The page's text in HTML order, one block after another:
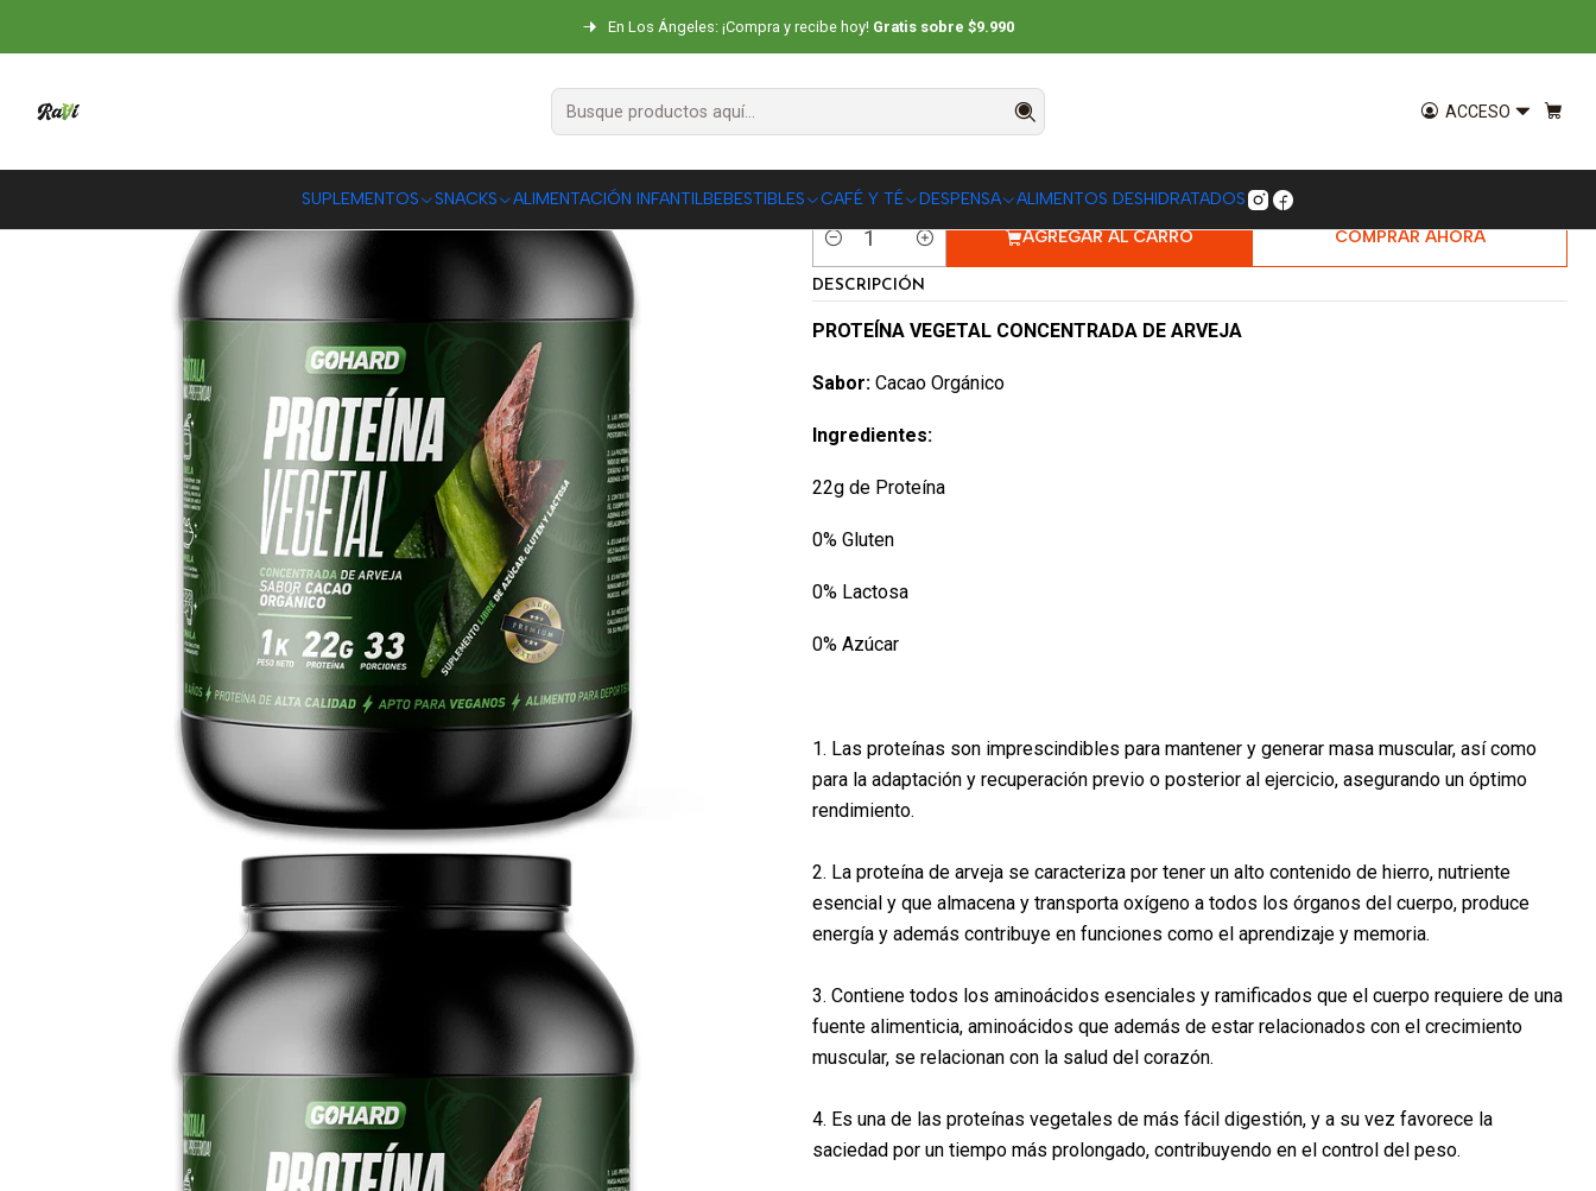
ACCESO
SUPLEMENTOS SNACKS ALIMENTACIÓN INFANTILBEBESTIBLES CAFÉ Y TÉ DESPENSA ALIMENTOS DESHIDRATADOS
En Los Ángeles: ¡Compra y recibe hoy! Gratis sobre $9.990
Proteínas Vegetales Proteína Vegetal de Arveja Cacao Orgánico Gohard 1 kg
Proteína Vegetal de Arveja Cacao
Cantidad
AGREGAR AL CARRO COMPRAR AHORA
DESCRIPCIÓN
PROTEÍNA VEGETAL CONCENTRADA DE ARVEJA
Sabor: Cacao Orgánico
Ingredientes:
22g de Proteína
0% Gluten
0% Lactosa
0% Azúcar
1. Las proteínas son imprescindibles para mantener y generar masa muscular, así como
para la adaptación y recuperación previo o posterior al ejercicio, asegurando un óptimo
rendimiento.
2. La proteína de arveja se caracteriza por tener un alto contenido de hierro, nutriente
esencial y que almacena y transporta oxígeno a todos los órganos del cuerpo, produce
energía y además contribuye en funciones como el aprendizaje y memoria.
3. Contiene todos los aminoácidos esenciales y ramificados que el cuerpo requiere de una
fuente alimenticia, aminoácidos que además de estar relacionados con el crecimiento
muscular, se relacionan con la salud del corazón.
4. Es una de las proteínas vegetales de más fácil digestión, y a su vez favorece la
saciedad por un tiempo más prolongado, contribuyendo en el control del peso.